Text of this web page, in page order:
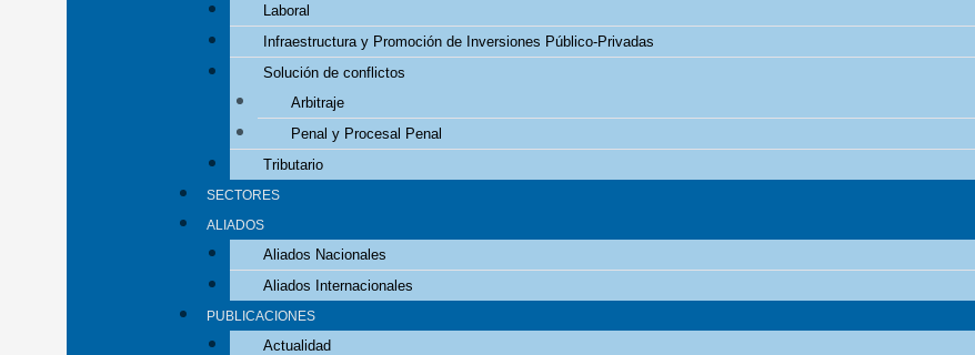
Laboral
Infraestructura y Promoción de Inversiones Público-Privadas
Solución de conflictos
Arbitraje
Penal y Procesal Penal
Tributario
SECTORES
ALIADOS
Aliados Nacionales
Aliados Internacionales
PUBLICACIONES
Actualidad